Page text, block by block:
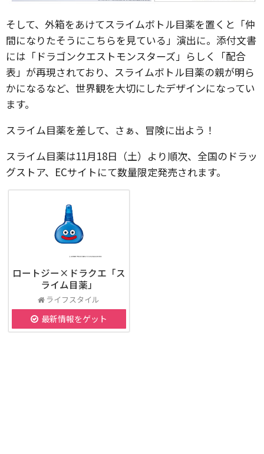
そして、外箱をあけてスライムボトル目薬を置くと「仲
間になりたそうにこちらを見ている」演出に。添付文書
には「ドラゴンクエストモンスターズ」らしく「配合
表」が再現されており、スライムボトル目薬の親が明ら
かになるなど、世界観を大切にしたデザインになってい
ます。
スライム目薬を差して、さぁ、冒険に出よう！
スライム目薬は11月18日（土）より順次、全国のドラッ
グストア、ECサイトにて数量限定発売されます。
ロートジー×ドラクエ「ス
ライム目薬」
ライフスタイル
最新情報をゲット